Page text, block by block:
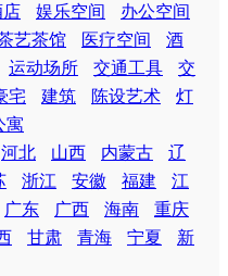
店 娱乐空间
办公空间
艺茶馆 医疗空间
酒
运动场所 交通工具
交
宅 建筑 陈设艺术
灯
寓
河北 山西 内蒙古
辽
浙江 安徽 福建
江
广东 广西 海南
重庆
甘肃 青海 宁夏
新